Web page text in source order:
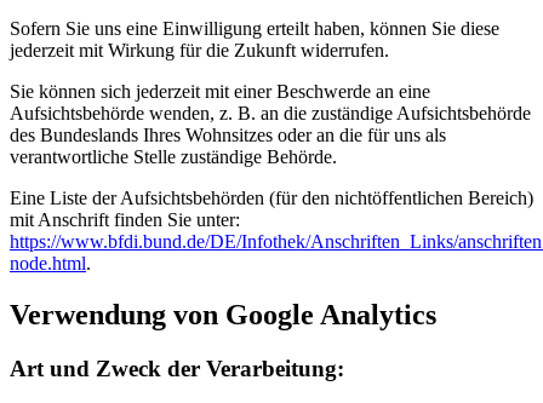
Sofern Sie uns eine Einwilligung erteilt haben, können Sie diese
jederzeit mit Wirkung für die Zukunft widerrufen.
Sie können sich jederzeit mit einer Beschwerde an eine
Aufsichtsbehörde wenden, z. B. an die zuständige Aufsichtsbehörde
des Bundeslands Ihres Wohnsitzes oder an die für uns als
verantwortliche Stelle zuständige Behörde.
Eine Liste der Aufsichtsbehörden (für den nichtöffentlichen Bereich)
mit Anschrift finden Sie unter:
https://www.bfdi.bund.de/DE/Infothek/Anschriften_Links/
node.html.
Verwendung von Google Analytics
Art und Zweck der Verarbeitung: